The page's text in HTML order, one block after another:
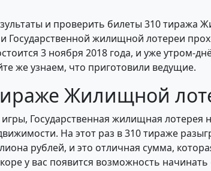
и проверить билеты 310
Государственной жилищной лотереи
3 ноября 2018 года, и уже утром-
же узнаем, что приготовили ведущие.
Жилищной
Государственная жилищная лотерея
На этот раз в 310 тираже
рублей, и это отличная сумма,
у вас появится возможность начинать